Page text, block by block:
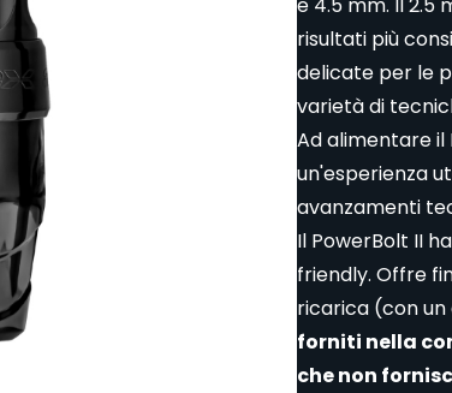
risultati più
delicate per le
varietà di
Ad alimentare il
un'esperienza
avanzamenti
Il PowerBolt II
friendly. Offre
ricarica (con un
forniti nella
che non